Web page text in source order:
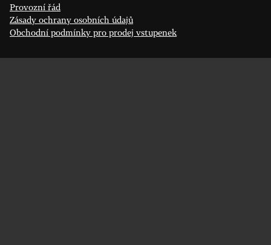
Provozní řád
Zásady ochrany osobních údajů
Obchodní podmínky pro prodej vstupenek